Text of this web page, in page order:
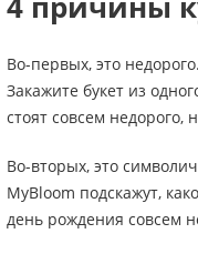
Во-первых, это
Закажите букет из
стоят совсем недорого,
Во-вторых, это
MyBloom подскажут,
день рождения совсем